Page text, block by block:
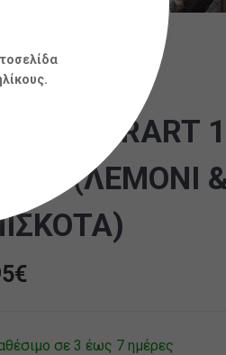
(ΛΕΜΟΝΙ
€
σε 3 έως 7 ημέρες